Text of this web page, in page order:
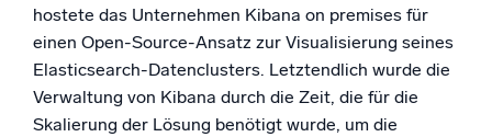
hostete das Unternehmen Kibana on premises für
einen Open-Source-Ansatz zur Visualisierung seines
Elasticsearch-Datenclusters. Letztendlich wurde die
Verwaltung von Kibana durch die Zeit, die für die
Skalierung der Lösung benötigt wurde, um die